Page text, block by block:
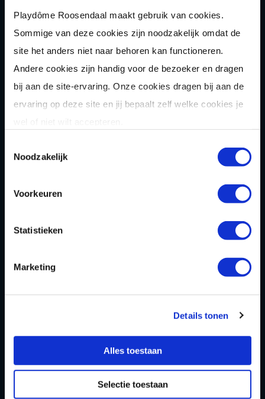
Playdôme Roosendaal maakt gebruik van cookies.
Sommige van deze cookies zijn noodzakelijk omdat de
site het anders niet naar behoren kan functioneren.
Andere cookies zijn handig voor de bezoeker en dragen
bij aan de site-ervaring. Onze cookies dragen bij aan de
ervaring op deze site en jij bepaalt zelf welke cookies je
Noodzakelijk
Voorkeuren
Statistieken
Marketing
Details tonen
Alles toestaan
Selectie toestaan
DerSaboteur
Après-SkiMuziekbingo
Combi
Arrange menten
Privacy Statement & Cookiebeleid
OPENINGSTIJDEN
Openingstijden zomervakantie